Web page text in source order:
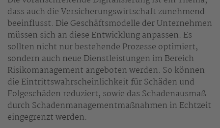
dass auch die Versicherungswirtschaft zunehmend
beeinflusst. Die Geschäftsmodelle der Unternehmen
müssen sich an diese Entwicklung anpassen. Es
sollten nicht nur bestehende Prozesse optimiert,
sondern auch neue Dienstleistungen im Bereich
Risikomanagement angeboten werden. So können
die Eintrittswahrscheinlichkeit für Schäden und
Folgeschäden reduziert, sowie das Schadenausmaß
durch Schadenmanagementmaßnahmen in Echtzeit
eingegrenzt werden.